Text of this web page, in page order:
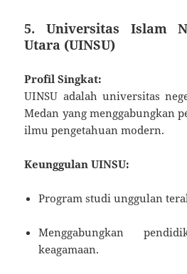
5. Universitas Islam
Utara (UINSU)
Profil Singkat:
UINSU adalah universitas
Medan yang menggabungkan
ilmu pengetahuan modern.
Keunggulan UINSU:
Program studi unggulan
Menggabungkan
keagamaan.